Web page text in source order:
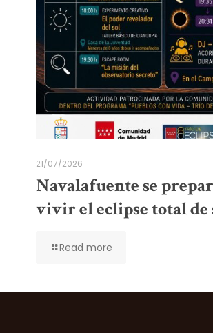
21/07/2026
Navalafuente se
vivir el eclipse total de
Read more